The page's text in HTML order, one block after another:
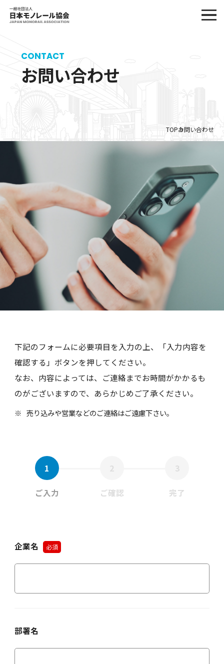
CONTACT
お問い合わせ
TOPお問い合わせ
下記のフォームに必要項目を入力の上、「入力内容を
確認する」ボタンを押してください。
なお、内容によっては、ご連絡までお時間がかかるも
のがございますので、あらかじめご了承ください。
売り込みや営業などのご連絡はご遠慮下さい。
ご入力 ご確認 完了
企業名 必須
部署名